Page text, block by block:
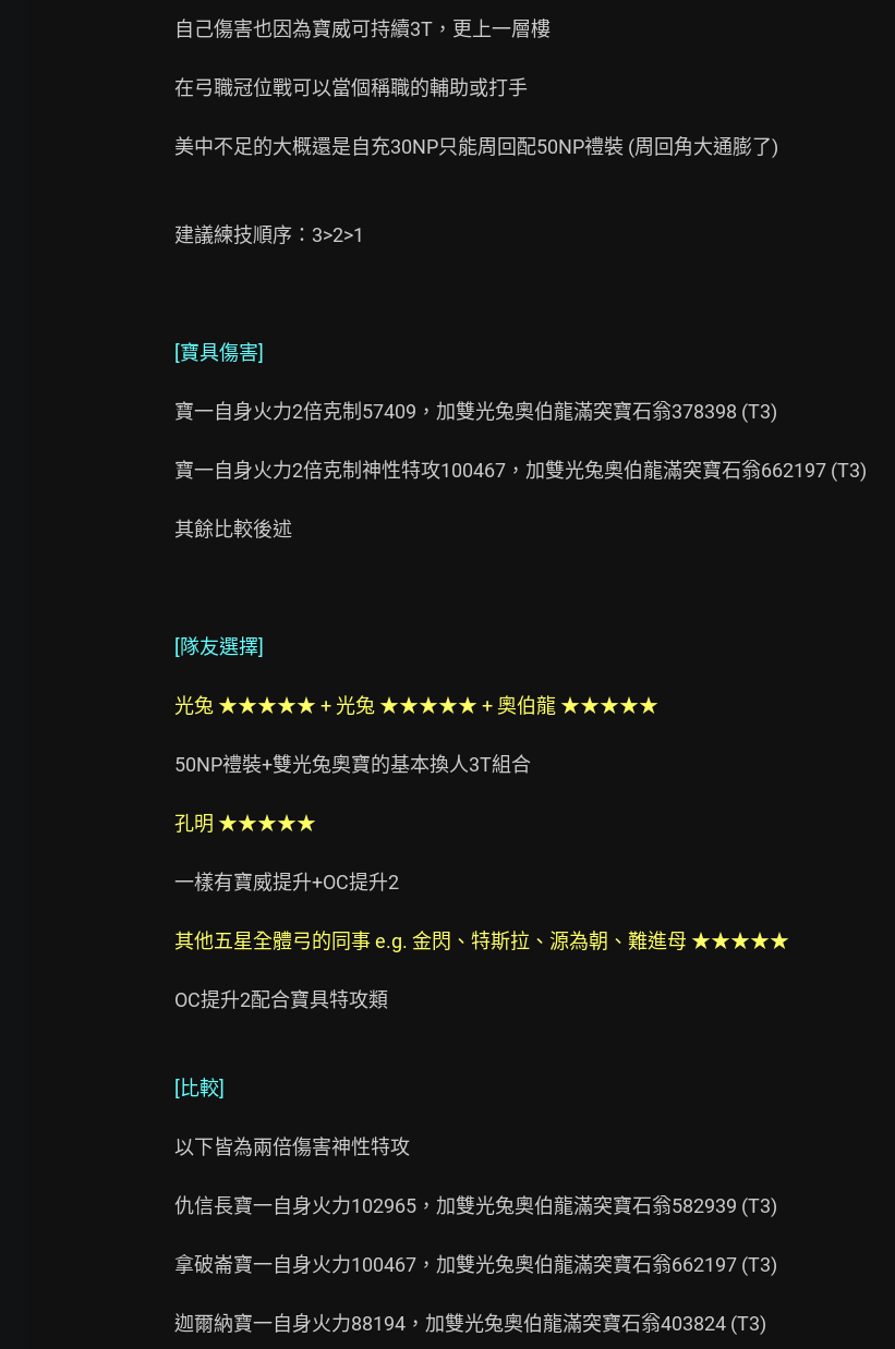
自己傷害也因為寶威可持續3T，更上一層樓
在弓職冠位戰可以當個稱職的輔助或打手
美中不足的大概還是自充30NP只能周回配50NP禮裝 (周回角大通膨了)
建議練技順序：3>2>1
[寶具傷害]
寶一自身火力2倍克制57409，加雙光兔奧伯龍滿突寶石翁378398 (T3)
寶一自身火力2倍克制神性特攻100467，加雙光兔奧伯龍滿突寶石翁662197 (T3)
其餘比較後述
[隊友選擇]
光兔 ★★★★★ + 光兔 ★★★★★ + 奧伯龍 ★★★★★
50NP禮裝+雙光兔奧寶的基本換人3T組合
孔明 ★★★★★
一樣有寶威提升+OC提升2
其他五星全體弓的同事 e.g. 金閃、特斯拉、源為朝、難進母 ★★★★★
OC提升2配合寶具特攻類
[比較]
以下皆為兩倍傷害神性特攻
仇信長寶一自身火力102965，加雙光兔奧伯龍滿突寶石翁582939 (T3)
拿破崙寶一自身火力100467，加雙光兔奧伯龍滿突寶石翁662197 (T3)
迦爾納寶一自身火力88194，加雙光兔奧伯龍滿突寶石翁403824 (T3)